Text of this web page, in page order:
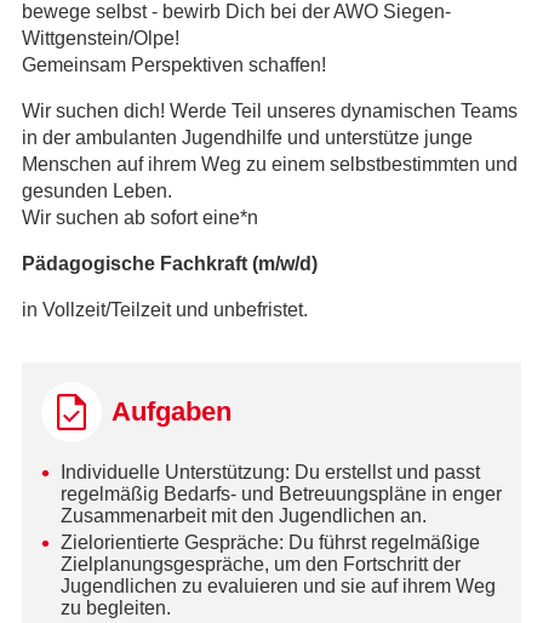
bewege selbst - bewirb Dich bei der AWO Siegen-
Wittgenstein/Olpe!
Gemeinsam Perspektiven schaffen!
Wir suchen dich! Werde Teil unseres dynamischen Teams
in der ambulanten Jugendhilfe und unterstütze junge
Menschen auf ihrem Weg zu einem selbstbestimmten und
gesunden Leben.
Wir suchen ab sofort eine*n
Pädagogische Fachkraft (m/w/d)
in Vollzeit/Teilzeit und unbefristet.
Aufgaben
Individuelle Unterstützung: Du erstellst und passt
regelmäßig Bedarfs- und Betreuungspläne in enger
Zusammenarbeit mit den Jugendlichen an.
Zielorientierte Gespräche: Du führst regelmäßige
Zielplanungsgespräche, um den Fortschritt der
Jugendlichen zu evaluieren und sie auf ihrem Weg
zu begleiten.